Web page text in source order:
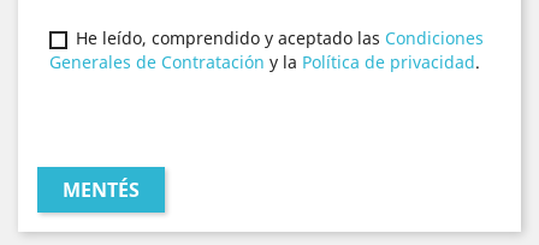
He leído, comprendido y aceptado las Condiciones
Generales de Contratación y la Política de privacidad.
MENTÉS